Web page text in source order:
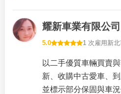
耀新車業有限公司
5.0 1 次雇用 新
以二手優質車輛買賣
新、收購中古愛車、
並標示部分保固與車況